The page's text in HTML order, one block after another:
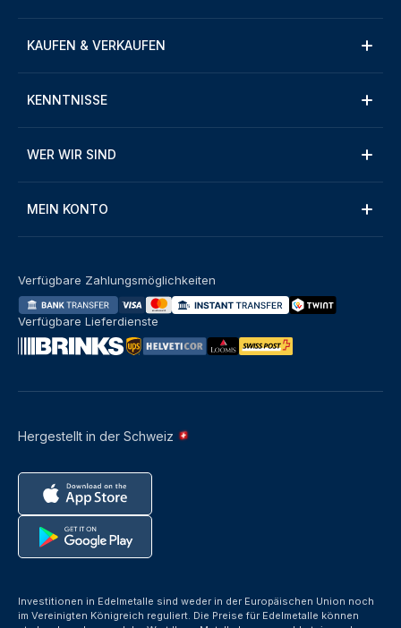
KAUFEN & VERKAUFEN
KENNTNISSE
WER WIR SIND
MEIN KONTO
Hergestellt in der Schweiz
Verfügbare Zahlungsmöglichkeiten
Verfügbare Lieferdienste
Investitionen in Edelmetalle sind weder in der Europäischen Union noch
im Vereinigten Königreich reguliert. Die Preise für Edelmetalle können